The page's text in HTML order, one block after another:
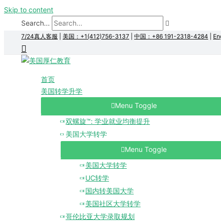
Skip to content
Search...
7/24真人客服 美国：+1(412)756-3137 中国：+86 191-2318-4284
首页
美国转学升学
Menu Toggle
双螺旋™: 学业就业均衡提升
美国大学转学
Menu Toggle
美国大学转学
UC转学
国内转美国大学
美国社区大学转学
哥伦比亚大学录取规划